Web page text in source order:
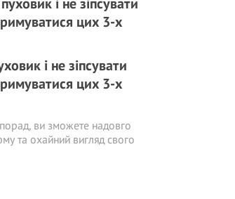
і не зіпсувати
цих 3-х
ви зможете надовго
та охайний вигляд свого